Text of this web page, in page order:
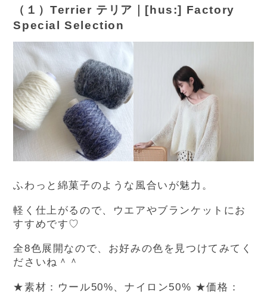
（１）Terrier テリア｜[hus:] Factory
Special Selection
ふわっと綿菓子のような風合いが魅力。
軽く仕上がるので、ウエアやブランケットにお
すすめです♡
全8色展開なので、お好みの色を見つけてみてく
ださいね＾＾
★素材：ウール50%、ナイロン50% ★価格：